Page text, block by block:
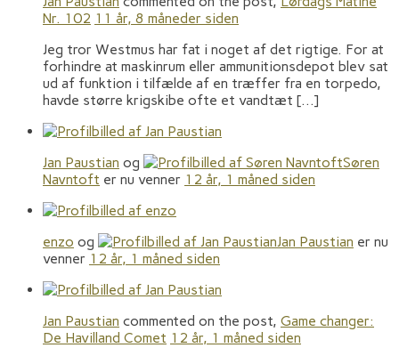
Nr. 102 11 år, 8 måneder siden
Jeg tror Westmus har fat i noget af det rigtige. For at
forhindre at maskinrum eller ammunitionsdepot blev sat
ud af funktion i tilfælde af en træffer fra en torpedo,
havde større krigskibe ofte et vandtæt […]
Jan Paustian og
Søren
Navntoft er nu venner 12 år, 1 måned siden
enzo og Jan Paustian er nu
venner 12 år, 1 måned siden
Jan Paustian commented on the post, Game changer:
De Havilland Comet 12 år, 1 måned siden